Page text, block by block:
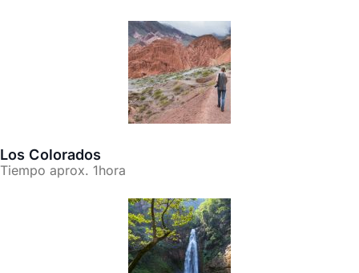
Los Colorados
Tiempo aprox. 1hora